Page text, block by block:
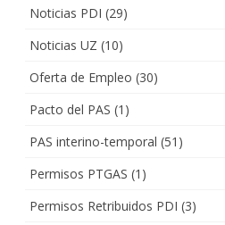
Noticias PDI (29)
Noticias UZ (10)
Oferta de Empleo (30)
Pacto del PAS (1)
PAS interino-temporal (51)
Permisos PTGAS (1)
Permisos Retribuidos PDI (3)